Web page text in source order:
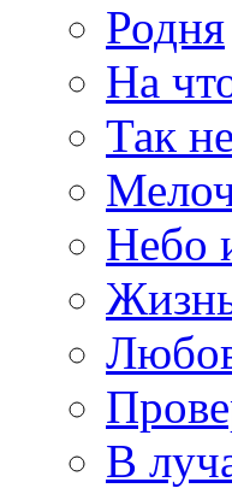
Родня
На
Так
Небо
В